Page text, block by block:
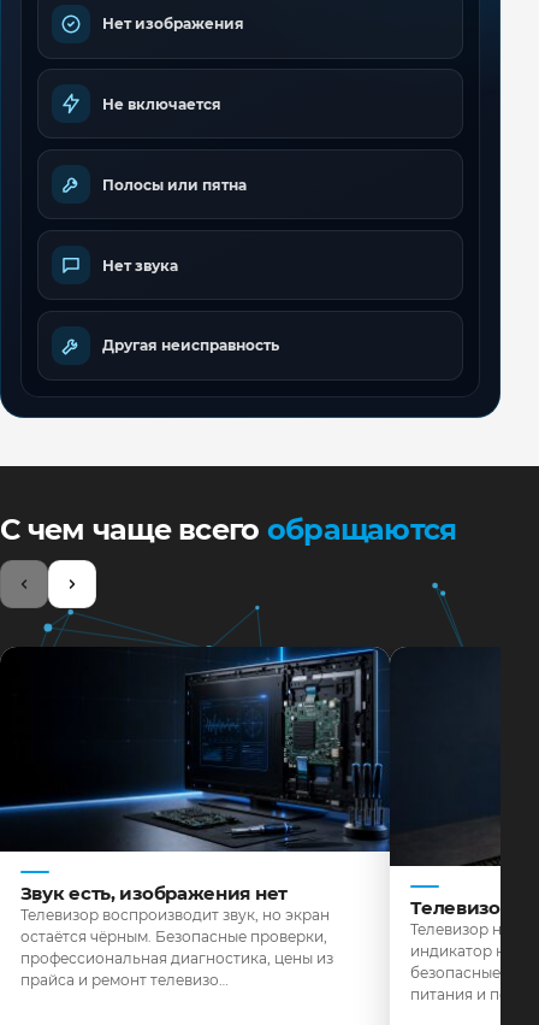
Нет изображения
Не включается
Полосы или пятна
Нет звука
Другая неисправность
С чем чаще всего обращаются
Звук есть, изображения нет
Телевизор воспроизводит звук, но экран
остаётся чёрным. Безопасные проверки,
профессиональная диагностика, цены из
прайса и ремонт телевизо…
Телевизор
Телевизор не
индикатор не
безопасные
питания и